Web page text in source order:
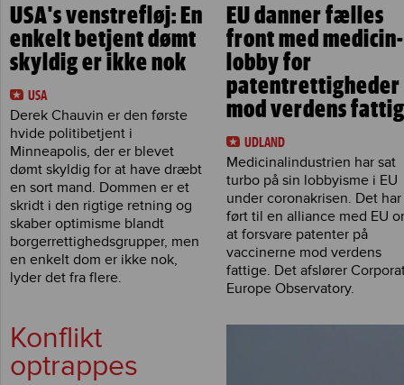
USA's venstrefløj: En
enkelt betjent dømt
skyldig er ikke nok
USA
Derek Chauvin er den første
hvide politibetjent i
Minneapolis, der er blevet
dømt skyldig for at have dræbt
en sort mand. Dommen er et
skridt i den rigtige retning og
skaber optimisme blandt
borgerrettighedsgrupper, men
en enkelt dom er ikke nok,
lyder det fra flere.
EU danner fælles
front med medicin-
lobby for
patentrettigheder
mod verdens
UDLAND
Medicinalindustrien har sat
turbo på sin lobbyisme i EU
under coronakrisen. Det har
ført til en alliance med EU
at forsvare patenter på
vaccinerne mod verdens
fattige. Det afslører
Europe Observatory.
Konflikt
optrappes